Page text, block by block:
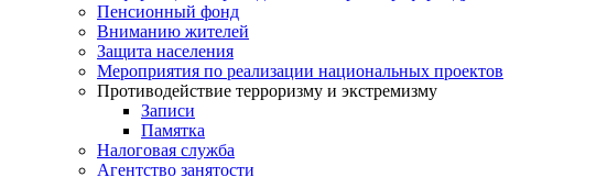
Пенсионный фонд
Вниманию жителей
Защита населения
Мероприятия по реализации национальных проектов
Противодействие терроризму и экстремизму
Записи
Памятка
Налоговая служба
Агентство занятости